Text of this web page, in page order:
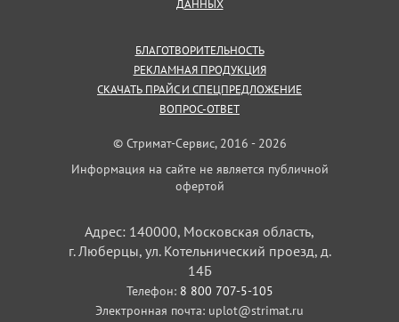
ДАННЫХ
БЛАГОТВОРИТЕЛЬНОСТЬ
РЕКЛАМНАЯ ПРОДУКЦИЯ
СКАЧАТЬ ПРАЙС И СПЕЦПРЕДЛОЖЕНИЕ
ВОПРОС-ОТВЕТ
© Стримат-Сервис, 2016 - 2026
Информация на сайте не является публичной
офертой
Адрес: 140000, Московская область,
г. Люберцы, ул. Котельнический проезд, д.
14Б
Телефон: 8 800 707-5-105
Электронная почта: uplot@strimat.ru